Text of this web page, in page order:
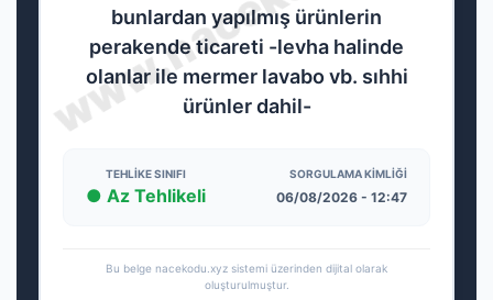
bunlardan yapılmış ürünlerin
perakende ticareti -levha halinde
olanlar ile mermer lavabo vb. sıhhi
ürünler dahil-
TEHLIKE SINIFI
● Az Tehlikeli
SORGULAMA KIMLIĞI
06/08/2026 - 12:47
Bu belge nacekodu.xyz sistemi üzerinden dijital olarak
oluşturulmuştur.